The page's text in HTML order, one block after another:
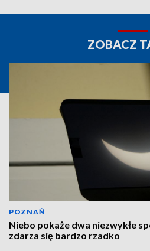
ZOBACZ
POZNAŃ
Niebo pokaże dwa niezwykłe
zdarza się bardzo rzadko